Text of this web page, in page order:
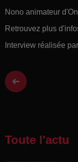
Nono animateur
Retrouvez plus
Interview réalisée
Toute l'actu